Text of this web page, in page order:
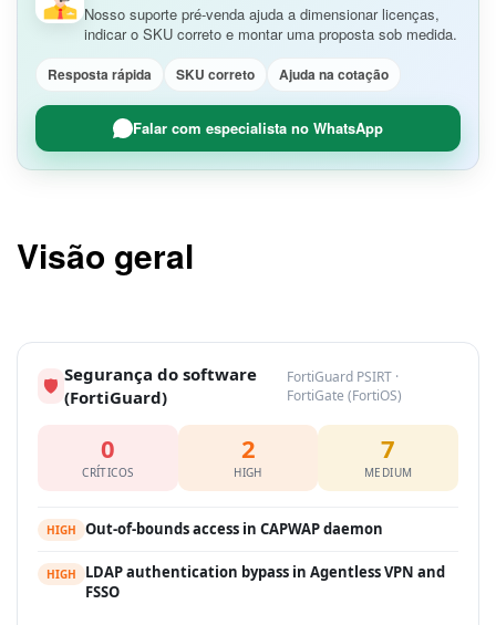
Nosso suporte pré-venda ajuda a dimensionar licenças,
indicar o SKU correto e montar uma proposta sob medida.
Resposta rápida SKU correto Ajuda na cotação
Falar com especialista no WhatsApp
Visão geral
🛡 Segurança do software
(FortiGuard)
FortiGuard PSIRT ·
FortiGate (FortiOS)
0
CRÍTICOS
2
HIGH
7
MEDIUM
HIGH Out-of-bounds access in CAPWAP daemon
HIGH
LDAP authentication bypass in Agentless VPN and
FSSO